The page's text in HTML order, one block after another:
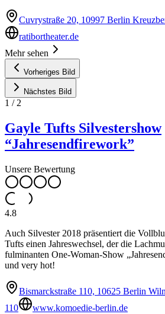
Cuvrystraße 20, 10997 Berlin
ratibortheater.de
Mehr sehen
Vorheriges Bild
Nächstes Bild
1 / 2
Gayle Tufts Silvestershow
“Jahresendfirework”
Unsere Bewertung
4.8
Auch Silvester 2018 präsentiert die
Tufts einen Jahreswechsel, der die
fulminanten One-Woman-Show
und very hot!
Bismarckstraße 110, 10625 Berlin
110
www.komoedie-berlin.de